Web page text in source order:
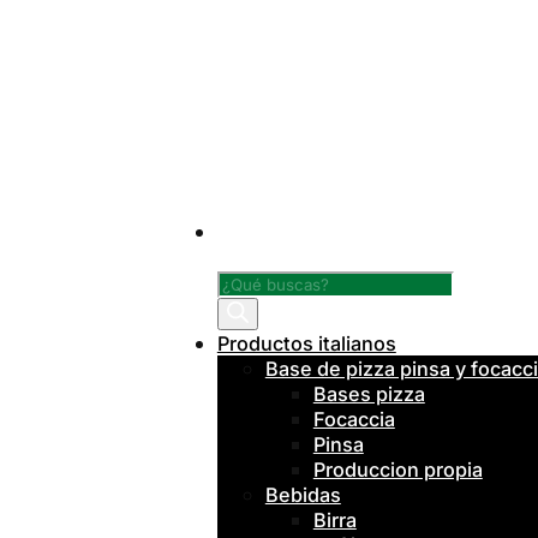
Búsqueda
de
productos
Productos italianos
Base de pizza pinsa y
Bases pizza
Focaccia
Pinsa
Produccion propia
Bebidas
Birra